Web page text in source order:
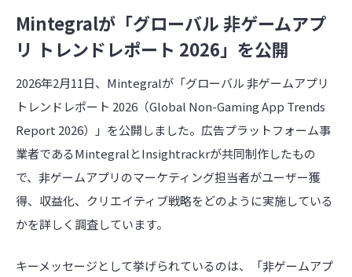
Mintegralが「グローバル 非ゲームアプ
リ トレンドレポート 2026」を公開
2026年2月11日、Mintegralが「グローバル 非ゲームアプリ
トレンドレポート 2026（Global Non-Gaming App Trends
Report 2026）」を公開しました。広告プラットフォーム事
業者であるMintegralとInsightrackrが共同制作したもの
で、非ゲームアプリのマーケティング担当者がユーザー獲
得、収益化、クリエイティブ戦略をどのように実施している
かを詳しく調査しています。
キーメッセージとして挙げられているのは、「非ゲームアプ